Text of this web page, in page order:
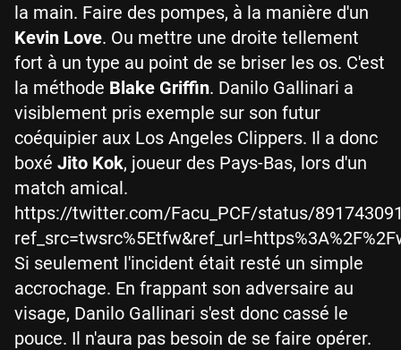
la main. Faire des pompes, à la manière d'un
Kevin Love. Ou mettre une droite tellement
fort à un type au point de se briser les os. C'est
la méthode Blake Griffin. Danilo Gallinari a
visiblement pris exemple sur son futur
coéquipier aux Los Angeles Clippers. Il a donc
boxé Jito Kok, joueur des Pays-Bas, lors d'un
match amical.
https://twitter.com/Facu_PCF/status/
Si seulement l'incident était resté un simple
accrochage. En frappant son adversaire au
visage, Danilo Gallinari s'est donc cassé le
pouce. Il n'aura pas besoin de se faire opérer.